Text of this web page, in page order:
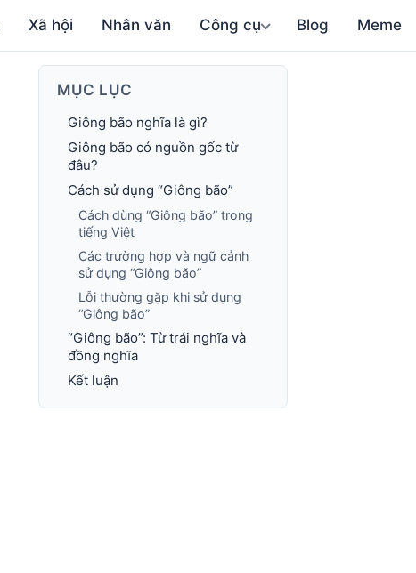
Xã hội Nhân văn Công cụ Blog Meme
MỤC LỤC
Giông bão nghĩa là gì?
Giông bão có nguồn gốc từ
đâu?
Cách sử dụng “Giông bão”
Cách dùng “Giông bão” trong
tiếng Việt
Các trường hợp và ngữ cảnh
sử dụng “Giông bão”
Lỗi thường gặp khi sử dụng
“Giông bão”
“Giông bão”: Từ trái nghĩa và
đồng nghĩa
Kết luận